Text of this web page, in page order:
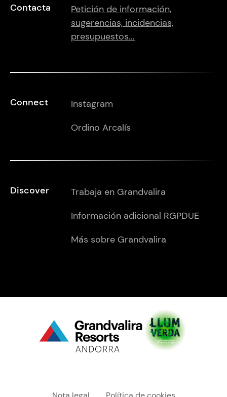
Contacta
Petición de información,
sugerencias, incidencias,
presupuestos...
Connect
Instagram
Ordino Arcalís
Discover
Trabaja en Grandvalira
Información adicional RGPDUE
Más sobre Grandvalira
Menú "legal"